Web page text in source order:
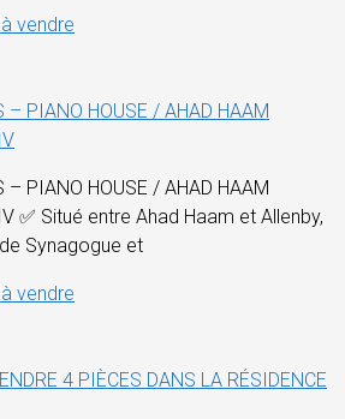
vendre
– PIANO HOUSE / AHAD HAAM
– PIANO HOUSE / AHAD HAAM
✅ Situé entre Ahad Haam et Allenby,
Synagogue et
vendre
4 PIÈCES DANS LA RÉSIDENCE